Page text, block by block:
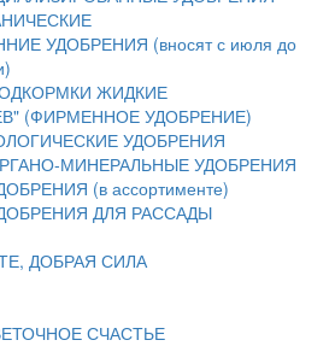
УДОБРЕНИЯ (вносят с июля до
ЖИДКИЕ
(ФИРМЕННОЕ УДОБРЕНИЕ)
УДОБРЕНИЯ
МИНЕРАЛЬНЫЕ УДОБРЕНИЯ
(в ассортименте)
ДЛЯ РАССАДЫ
ДОБРАЯ СИЛА
СЧАСТЬЕ